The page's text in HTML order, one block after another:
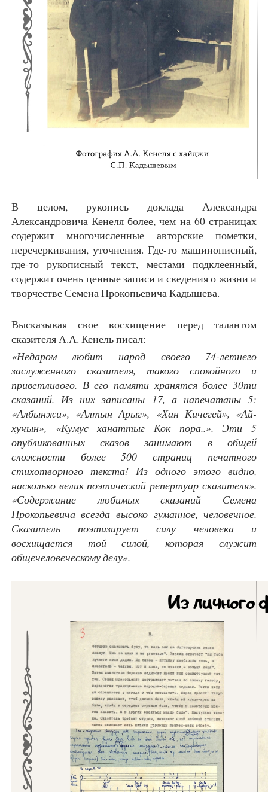
В целом, рукопись доклада Александра
Александровича Кенеля более, чем на 60 страницах
содержит многочисленные авторские пометки,
перечеркивания, уточнения. Где-то машинописный,
где-то рукописный текст, местами подклеенный,
содержит очень ценные записи и сведения о жизни и
творчестве Семена Прокопьевича Кадышева.
Высказывая свое восхищение перед талантом
сказителя А.А. Кенель писал:
«Недаром любит народ своего 74-летнего
заслуженного сказителя, такого спокойного и
приветливого. В его памяти хранятся более 30ти
сказаний. Из них записаны 17, а напечатаны 5:
«Албынжи», «Алтын Арыг», «Хан Кичегей», «Ай-
хучын», «Кумус ханаттыг Кок пора..». Эти 5
опубликованных сказов занимают в общей
сложности более 500 страниц печатного
стихотворного текста! Из одного этого видно,
насколько велик поэтический репертуар сказителя».
«Содержание любимых сказаний Семена
Прокопьевича всегда высоко гуманное, человечное.
Сказитель поэтизирует силу человека и
восхищается той силой, которая служит
общечеловеческому делу».